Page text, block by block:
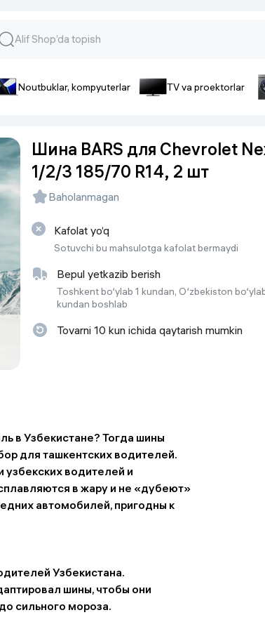
va gadjetlar
ko'zoynaklari
Smartfonlar uchun g’ilof
iPhone uchun g’ilof
Tegishli tovarlar
Batareyalar va
Kabellar
Noutbuklar, kompyuterlar TV va proektorlar
Шина BARS для Chevrolet
1/2/3 185/70 R14, 2 шт
Baholanmagan
Kafolat yo‘q
Sotuvchi bu mahsulotga kafolat bermaydi
Bepul yetkazib berish
Toshkent bo‘ylab 1 kundan, O‘zbekiston
kundan boshlab
Tovarni 10 kun ichida qaytarish mumkin
в Узбекистане? Тогда шины
для ташкентских водителей.
водителей и
в жару и не «дубеют»
автомобилей, пригодны к
Узбекистана.
шины, чтобы они
сильного мороза.